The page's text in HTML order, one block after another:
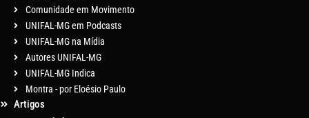
Comunidade em Movimento
UNIFAL-MG em Podcasts
UNIFAL-MG na Mídia
Autores UNIFAL-MG
UNIFAL-MG Indica
Montra - por Eloésio Paulo
Artigos